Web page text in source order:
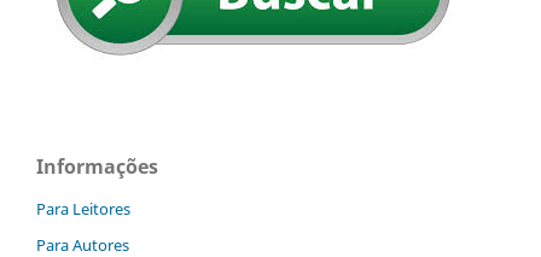
Informações
Para Leitores
Para Autores